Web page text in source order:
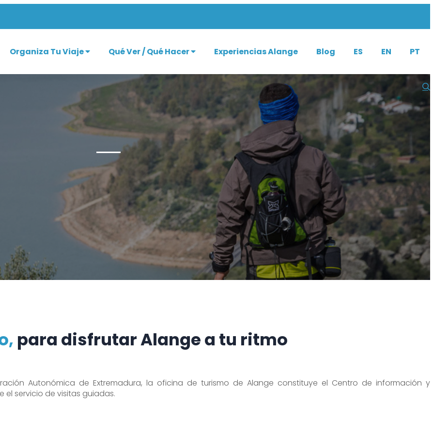
Organiza Tu Viaje Qué Ver / Qué Hacer Experiencias Alange Blog ES EN PT
para disfrutar Alange a tu ritmo
Autonómica de Extremadura, la oficina de turismo de Alange constituye el Centro de información y
el servicio de visitas guiadas.